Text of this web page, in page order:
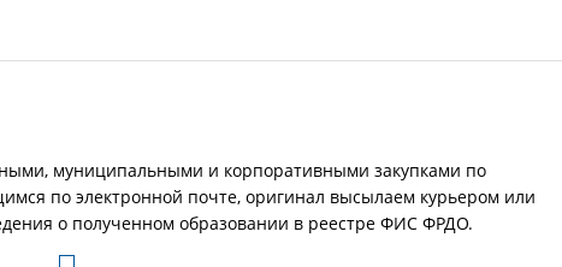
муниципальными и корпоративными закупками по
по электронной почте, оригинал высылаем курьером или
о полученном образовании в реестре ФИС ФРДО.